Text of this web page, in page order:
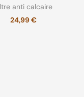
anti calcaire
24,99€